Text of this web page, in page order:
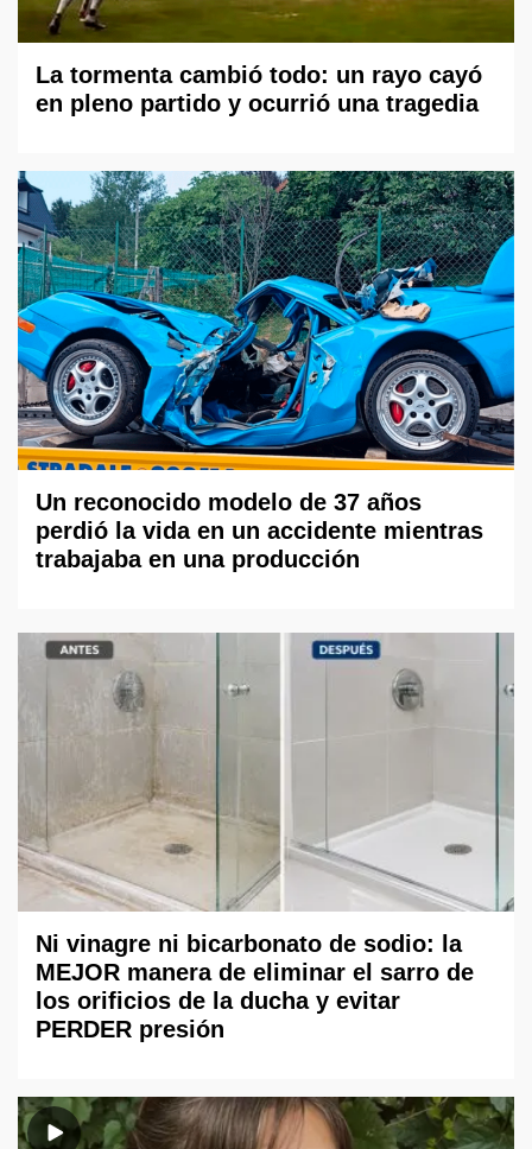
La tormenta cambió todo: un rayo cayó
en pleno partido y ocurrió una tragedia
Un reconocido modelo de 37 años
perdió la vida en un accidente mientras
trabajaba en una producción
Ni vinagre ni bicarbonato de sodio: la
MEJOR manera de eliminar el sarro de
los orificios de la ducha y evitar
PERDER presión